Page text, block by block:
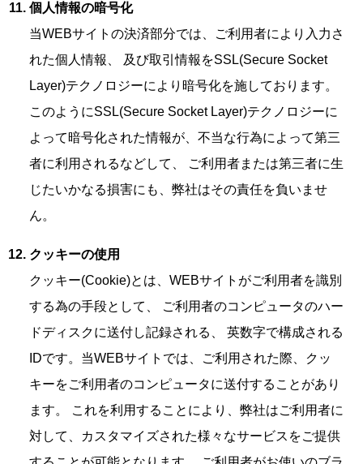
個人情報の暗号化
当WEBサイトの決済部分では、ご利用者により入力さ
れた個人情報、 及び取引情報をSSL(Secure Socket
Layer)テクノロジーにより暗号化を施しております。
このようにSSL(Secure Socket Layer)テクノロジーに
よって暗号化された情報が、不当な行為によって第三
者に利用されるなどして、 ご利用者または第三者に生
じたいかなる損害にも、弊社はその責任を負いませ
ん。
クッキーの使用
クッキー(Cookie)とは、WEBサイトがご利用者を識別
する為の手段として、 ご利用者のコンピュータのハー
ドディスクに送付し記録される、 英数字で構成される
IDです。当WEBサイトでは、ご利用された際、クッ
キーをご利用者のコンピュータに送付することがあり
ます。 これを利用することにより、弊社はご利用者に
対して、カスタマイズされた様々なサービスをご提供